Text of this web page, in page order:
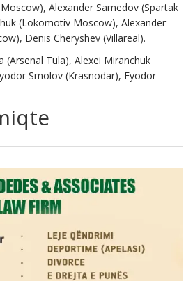
Alexander Samedov (Spartak
(Lokomotiv Moscow), Alexander
Denis Cheryshev (Villareal).
(Arsenal Tula), Alexei Miranchuk
Smolov (Krasnodar), Fyodor